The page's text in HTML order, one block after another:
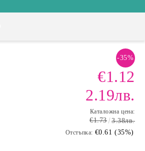
-35%
€1.12
2.19лв.
Каталожна цена:
€1.73 3.38лв.
Отстъпка: €0.61 (35%)